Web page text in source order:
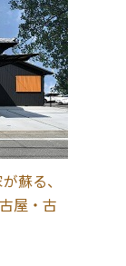
蘇る、
屋・古